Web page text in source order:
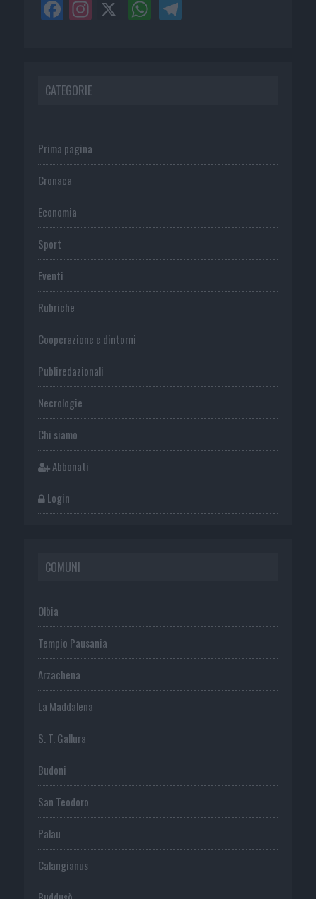
CATEGORIE
Prima pagina
Cronaca
Economia
Sport
Eventi
Rubriche
Cooperazione e dintorni
Publiredazionali
Necrologie
Chi siamo
Abbonati
Login
COMUNI
Olbia
Tempio Pausania
Arzachena
La Maddalena
S. T. Gallura
Budoni
San Teodoro
Palau
Calangianus